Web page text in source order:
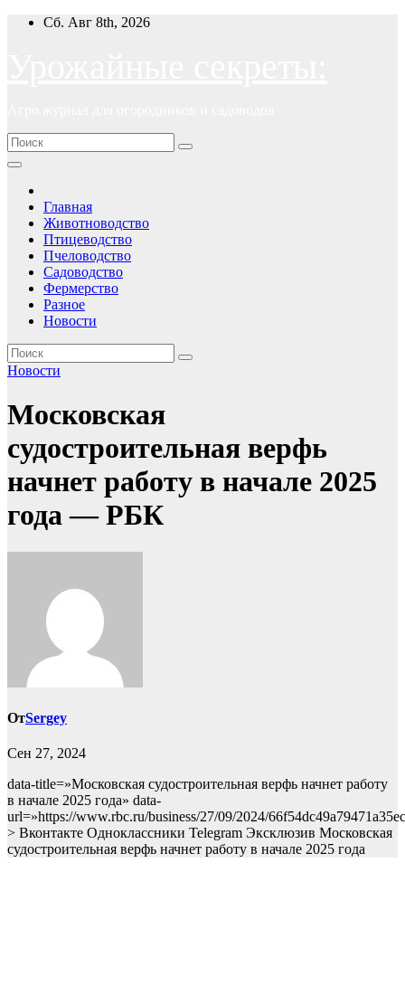
ПерейтиСб. Авг 8th, 2026
Главная
Животноводство
Птицеводство
Пчеловодство
Садоводство
Фермерство
Разное
Новости
Новости
Московская
судостроительная верфь
начнет работу в начале 2025
года — РБК
ОтSergey
Сен 27, 2024
data-title=»Московская судостроительная верфь начнет работу
в начале 2025 года» data-
url=»https://www.rbc.ru/business/27/09/2024/
> Вконтакте Одноклассники Telegram Эксклюзив Московская
судостроительная верфь начнет работу в начале 2025 года